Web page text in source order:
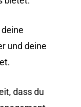
und deine
dass du